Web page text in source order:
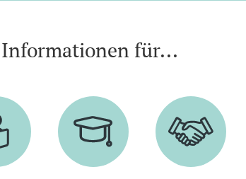
Informationen für...